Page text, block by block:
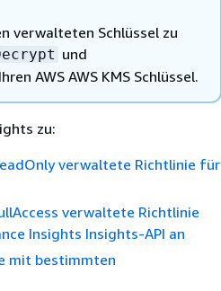
verwalteten Schlüssel zu
und
AWS AWS KMS Schlüssel.
zu:
verwaltete Richtlinie für
verwaltete Richtlinie
Insights Insights-API an
mit bestimmten